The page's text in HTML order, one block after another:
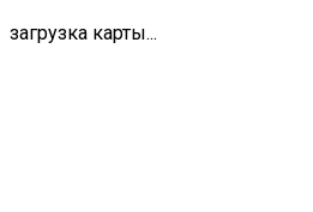
загрузка карты...